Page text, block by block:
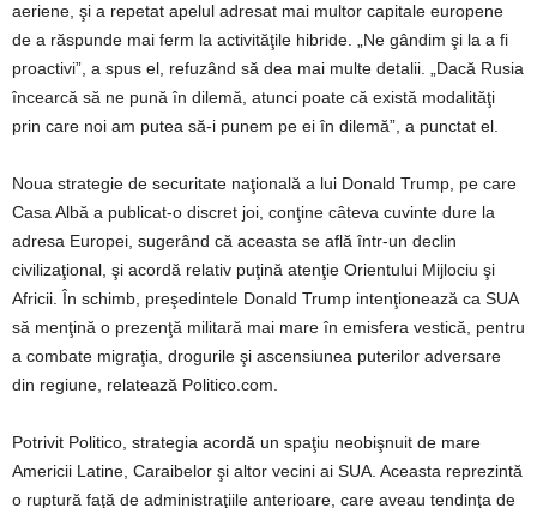
aeriene, şi a repetat apelul adresat mai multor capitale europene
de a răspunde mai ferm la activităţile hibride. „Ne gândim şi la a fi
proactivi”, a spus el, refuzând să dea mai multe detalii. „Dacă Rusia
încearcă să ne pună în dilemă, atunci poate că există modalităţi
prin care noi am putea să-i punem pe ei în dilemă”, a punctat el.
Noua strategie de securitate naţională a lui Donald Trump, pe care
Casa Albă a publicat-o discret joi, conţine câteva cuvinte dure la
adresa Europei, sugerând că aceasta se află într-un declin
civilizaţional, şi acordă relativ puţină atenţie Orientului Mijlociu şi
Africii. În schimb, preşedintele Donald Trump intenţionează ca SUA
să menţină o prezenţă militară mai mare în emisfera vestică, pentru
a combate migraţia, drogurile şi ascensiunea puterilor adversare
din regiune, relatează Politico.com.
Potrivit Politico, strategia acordă un spaţiu neobişnuit de mare
Americii Latine, Caraibelor şi altor vecini ai SUA. Aceasta reprezintă
o ruptură faţă de administraţiile anterioare, care aveau tendinţa de